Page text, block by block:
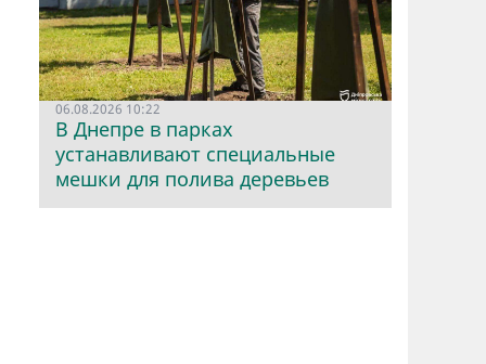
06.08.2026 10:22
В Днепре в парках
устанавливают специальные
мешки для полива деревьев